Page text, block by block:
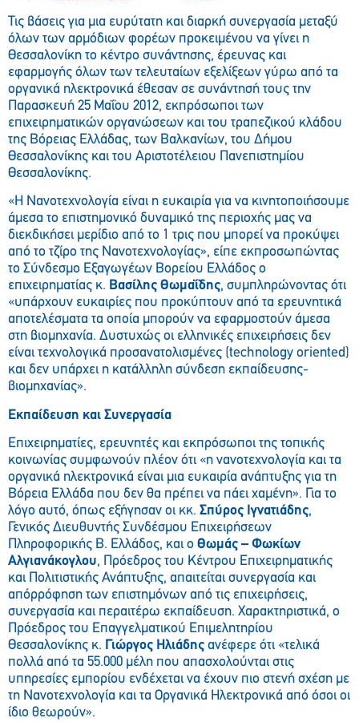
Τις βάσεις για μια ευρύτατη και διαρκή συνεργασία μεταξύ
όλων των αρμόδιων φορέων προκειμένου να γίνει η
Θεσσαλονίκη το κέντρο συνάντησης, έρευνας και
εφαρμογής όλων των τελευταίων εξελίξεων γύρω από τα
οργανικά ηλεκτρονικά έθεσαν σε συνάντησή τους την
Παρασκευή 25 Μαΐου 2012, εκπρόσωποι των
επιχειρηματικών οργανώσεων και του τραπεζικού κλάδου
της Βόρειας Ελλάδας, των Βαλκανίων, του Δήμου
Θεσσαλονίκης και του Αριστοτέλειου Πανεπιστημίου
Θεσσαλονίκης.
«Η Νανοτεχνολογία είναι η ευκαιρία για να κινητοποιήσουμε
άμεσα το επιστημονικό δυναμικό της περιοχής μας να
διεκδικήσει μερίδιο από το 1 τρις που μπορεί να προκύψει
από το τζίρο της Νανοτεχνολογίας», είπε εκπροσωπώντας
το Σύνδεσμο Εξαγωγέων Βορείου Ελλάδος ο
επιχειρηματίας κ. Βασίλης Θωμαΐδης, συμπληρώνοντας ότι
«υπάρχουν ευκαιρίες που προκύπτουν από τα ερευνητικά
αποτελέσματα τα οποία μπορούν να εφαρμοστούν άμεσα
στη βιομηχανία. Δυστυχώς οι ελληνικές επιχειρήσεις δεν
είναι τεχνολογικά προσανατολισμένες (technology oriented)
και δεν υπάρχει η κατάλληλη σύνδεση εκπαίδευσης-
βιομηχανίας».
Εκπαίδευση και Συνεργασία
Επιχειρηματίες, ερευνητές και εκπρόσωποι της τοπικής
κοινωνίας συμφωνούν πλέον ότι «η νανοτεχνολογία και τα
οργανικά ηλεκτρονικά είναι μια ευκαιρία ανάπτυξης για τη
Βόρεια Ελλάδα που δεν θα πρέπει να πάει χαμένη». Για το
λόγο αυτό, όπως εξήγησαν οι κκ. Σπύρος Ιγνατιάδης,
Γενικός Διευθυντής Συνδέσμου Επιχειρήσεων
Πληροφορικής Β. Ελλάδος, και ο Θωμάς – Φωκίων
Αλγιανάκογλου, Πρόεδρος του Κέντρου Επιχειρηματικής
και Πολιτιστικής Ανάπτυξης, απαιτείται συνεργασία και
απόρρόφηση των επιστημόνων από τις επιχειρήσεις,
συνεργασία και περαιτέρω εκπαίδευση. Χαρακτηριστικά, ο
Πρόεδρος του Επαγγελματικού Επιμελητηρίου
Θεσσαλονίκης κ. Γιώργος Ηλιάδης ανέφερε ότι «τελικά
πολλά από τα 55.000 μέλη που απασχολούνται στις
υπηρεσίες εμπορίου ενδέχεται να έχουν πιο στενή σχέση με
τη Νανοτεχνολογία και τα Οργανικά Ηλεκτρονικά από όσοι οι
ίδιο θεωρούν».